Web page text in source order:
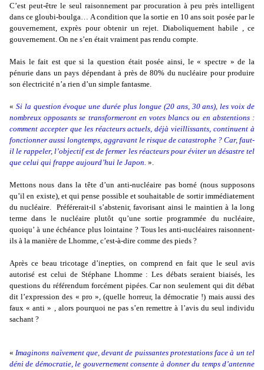
C’est peut-être le seul raisonnement par procuration à peu près intelligent
dans ce gloubi-boulga… A condition que la sortie en 10 ans soit posée par le
gouvernement, exprès pour obtenir un rejet. Diaboliquement habile , ce
gouvernement. On ne s’en était vraiment pas rendu compte.
Mais le fait est que si la question était posée ainsi, le « spectre » de la
pénurie dans un pays dépendant à près de 80% du nucléaire pour produire
son électricité n’a rien d’un simple fantasme.
« Si la question évoque une durée plus longue (20 ans, 30 ans), les voix de
nombreux opposants se transformeront en votes blancs ou en abstentions :
comment accepter que les réacteurs actuels, déjà vieillissants, continuent à
fonctionner aussi longtemps, aggravant le risque de catastrophe ? Car, faut-
il le rappeler, l’objectif est de fermer les réacteurs pour éviter un désastre tel
que celui qui frappe aujourd’hui le Japon. ».
Mettons nous dans la tête d’un anti-nucléaire pas borné (nous supposons
qu’il en existe), et qui pense possible et souhaitable de sortir immédiatement
du nucléaire. Préférerait-il s’abstenir, favorisant ainsi le maintien à la long
terme dans le nucléaire plutôt qu’une sortie programmée du nucléaire,
quoiqu’ à une échéance plus lointaine ? Tous les anti-nucléaires raisonnent-
ils à la manière de Lhomme, c’est-à-dire comme des pieds ?
Après ce beau tricotage d’inepties, on comprend en fait que le seul avis
autorisé est celui de Stéphane Lhomme : Les débats seraient biaisés, les
questions du référendum forcément pipées. Car non seulement qui dit débat
dit l’expression des « pro », (quelle horreur, la démocratie !) mais aussi des
faux « anti » , alors pourquoi ne pas s’en remettre à l’avis du seul individu
sachant ?
«Imaginons naïvement que, devant de puissantes protestations face à un tel
déni de démocratie, le gouvernement consente à donner du temps d’antenne